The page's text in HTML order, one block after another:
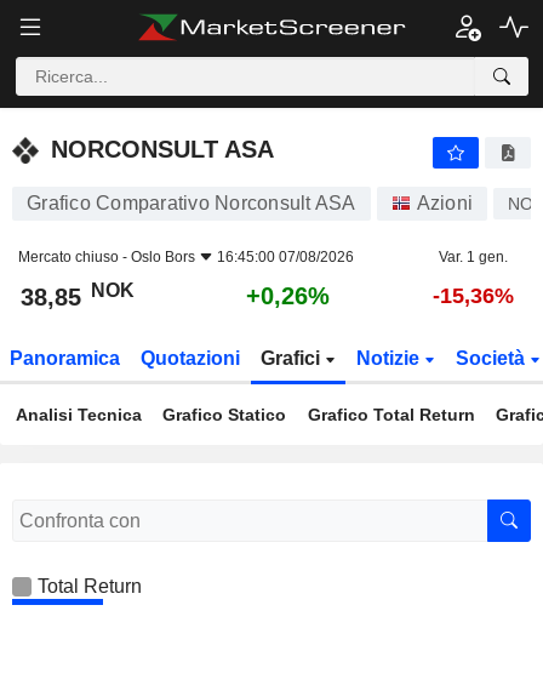
NORCONSULT ASA
NORCONSULT ASA
Grafico Comparativo Norconsult ASA Azioni
Mercato chiuso - Oslo Bors 16:45:00 07/08/2026 Var. 1 gen.
38,85 NOK +0,26% -15,36%
Panoramica Quotazioni Grafici Notizie Società
Analisi Tecnica Grafico Statico Grafico Total Return
Total Return